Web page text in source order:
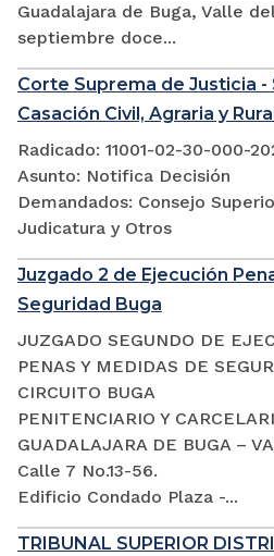
Guadalajara de Buga, Valle
septiembre doce...
Corte Suprema de Justicia -
Casación Civil, Agraria y
Radicado: 11001-02-30-000-
Asunto: Notifica Decisión
Demandados: Consejo
Judicatura y Otros
Juzgado 2 de Ejecución
Seguridad Buga
JUZGADO SEGUNDO DE
PENAS Y MEDIDAS DE
CIRCUITO BUGA
PENITENCIARIO Y
GUADALAJARA DE BUGA –
Calle 7 No.13-56.
Edificio Condado Plaza -...
TRIBUNAL SUPERIOR